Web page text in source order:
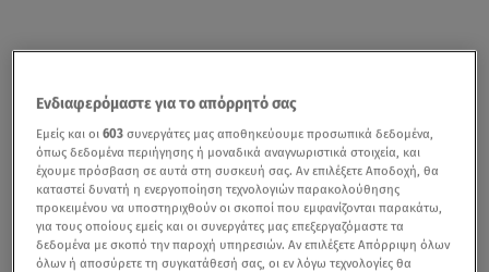
Ενδιαφερόμαστε για το απόρρητό σας
Εμείς και οι603 συνεργάτες μας αποθηκεύουμε προσωπικά δεδομένα,
όπως δεδομένα περιήγησης ή μοναδικά αναγνωριστικά στοιχεία, και
έχουμε πρόσβαση σε αυτά στη συσκευή σας. Αν επιλέξετε Αποδοχή, θα
καταστεί δυνατή η ενεργοποίηση τεχνολογιών παρακολούθησης
προκειμένου να υποστηριχθούν οι σκοποί που εμφανίζονται παρακάτω,
για τους οποίους εμείς και οι συνεργάτες μας επεξεργαζόμαστε τα
δεδομένα με σκοπό την παροχή υπηρεσιών. Αν επιλέξετε Απόρριψη όλων
όλων ή αποσύρετε τη συγκατάθεσή σας, οι εν λόγω τεχνολογίες θα